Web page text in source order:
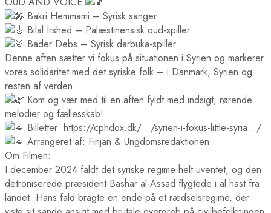
Bakri Hemmami – Syrisk sanger
Bilal Irshed – Palæstinensisk oud-spiller
Bader Debs – Syrisk darbuka-spiller
Denne aften sætter vi fokus på situationen i Syrien og markerer
vores solidaritet med det syriske folk – i Danmark, Syrien og
resten af verden.
Kom og vær med til en aften fyldt med indsigt, rørende
melodier og fællesskab!
Billetter: https://cphdox.dk/…/syrien-i-fokus-little-syria…/
Arrangeret af: Finjan & Ungdomsredaktionen
Om Filmen:
I december 2024 faldt det syriske regime helt uventet, og den
detroniserede præsident Bashar al-Assad flygtede i al hast fra
landet. Hans fald bragte en ende på et rædselsregime, der